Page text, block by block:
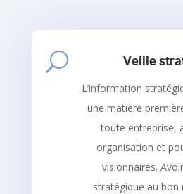
U Veille
L’information
une matière
toute entreprise,
organisation et
visionnaires.
stratégique au